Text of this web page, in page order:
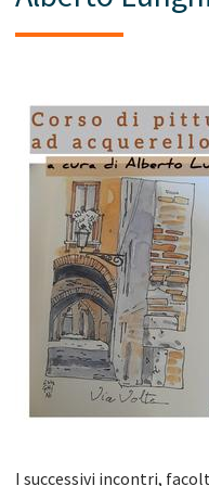
I successivi incontri,